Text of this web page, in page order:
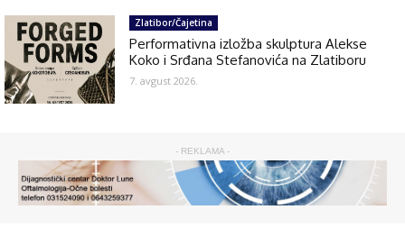
Zlatibor/Čajetina
Performativna izložba skulptura Alekse
Koko i Srđana Stefanovića na Zlatiboru
7. avgust 2026.
- REKLAMA -